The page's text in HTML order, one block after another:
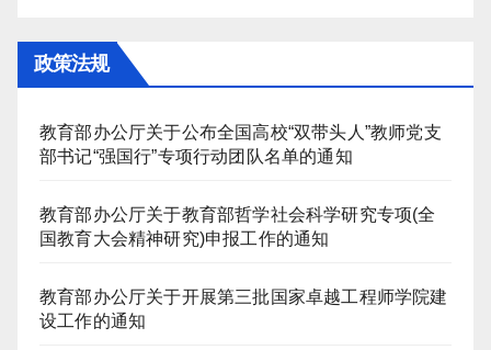
政策法规
教育部办公厅关于公布全国高校“双带头人”教师党支
部书记“强国行”专项行动团队名单的通知
教育部办公厅关于教育部哲学社会科学研究专项(全
国教育大会精神研究)申报工作的通知
教育部办公厅关于开展第三批国家卓越工程师学院建
设工作的通知